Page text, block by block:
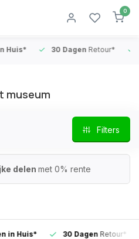
0
30 DagenRetour*
museum
Filters
delen met 0% rente
30 DagenRetour*